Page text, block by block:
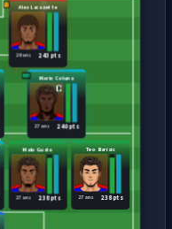
Malo Gusto
238 pts
27 ans
Teo Barisic
238 pts
27 ans
Mario Coluna
240 pts
27 ans
Alex Lacazette
243 pts
26 ans